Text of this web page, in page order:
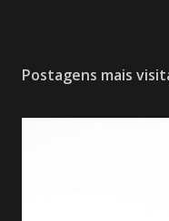
Postagens mais